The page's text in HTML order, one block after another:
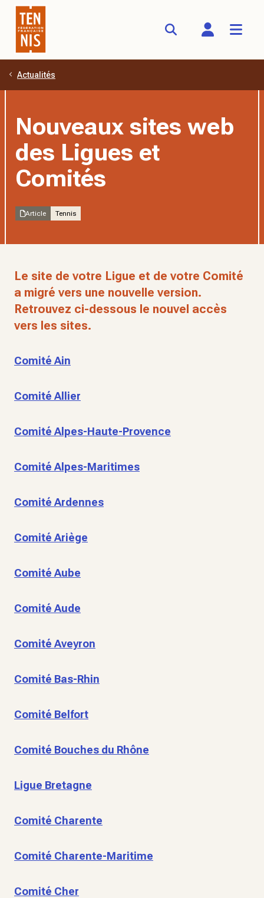
Aller au contenu principal
Actualités
Nouveaux sites web
des Ligues et
Comités
Article Tennis
Le site de votre Ligue et de votre Comité
a migré vers une nouvelle version.
Retrouvez ci-dessous le nouvel accès
vers les sites.
Comité Ain
Comité Allier
Comité Alpes-Haute-Provence
Comité Alpes-Maritimes
Comité Ardennes
Comité Ariège
Comité Aube
Comité Aude
Comité Aveyron
Comité Bas-Rhin
Comité Belfort
Comité Bouches du Rhône
Ligue Bretagne
Comité Charente
Comité Charente-Maritime
Comité Cher